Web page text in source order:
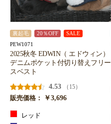
裏起毛 20％OFF SALE
PEW1071
2025秋冬 EDWIN（ エドウィン）
デニムポケット付切り替えフリー
スベスト
4.53
（15）
販売価格：
￥3,696
レッド